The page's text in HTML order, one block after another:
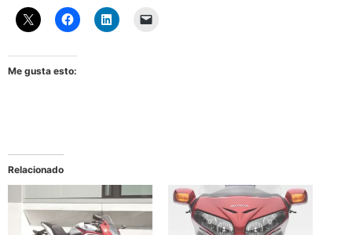
Me gusta esto:
Relacionado